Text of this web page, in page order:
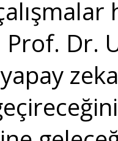
Dr.